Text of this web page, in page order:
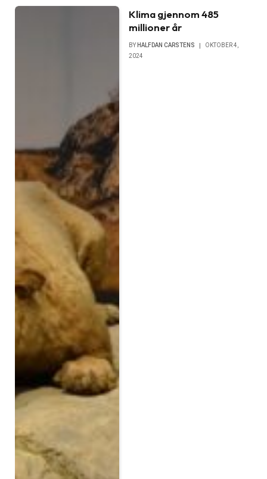
Klima gjennom 485
millioner år
BY HALFDAN CARSTENS
OKTOBER 4,
2024